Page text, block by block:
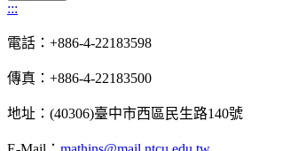
:::
電話：+886-4-22183598
傳真：+886-4-22183500
地址：(40306)臺中市西區民生路140號